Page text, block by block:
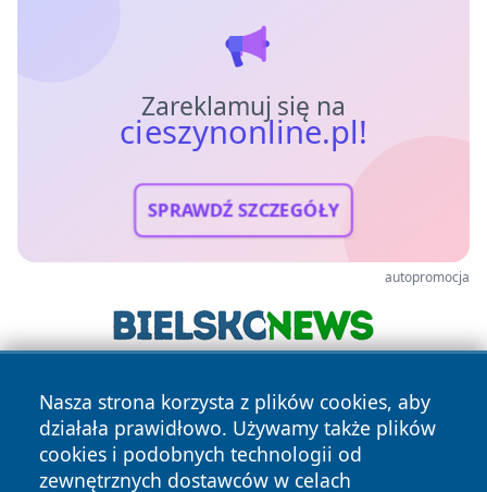
Zareklamuj się na
cieszynonline.pl!
SPRAWDŹ SZCZEGÓŁY
autopromocja
Nasza strona korzysta z plików cookies, aby
działała prawidłowo. Używamy także plików
cookies i podobnych technologii od
zewnętrznych dostawców w celach